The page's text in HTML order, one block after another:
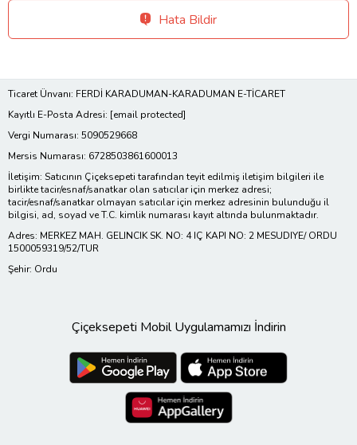
Hata Bildir
Ticaret Ünvanı: FERDİ KARADUMAN-KARADUMAN E-TİCARET
Kayıtlı E-Posta Adresi: [email protected]
Vergi Numarası: 5090529668
Mersis Numarası: 6728503861600013
İletişim: Satıcının Çiçeksepeti tarafından teyit edilmiş iletişim bilgileri ile
birlikte tacir/esnaf/sanatkar olan satıcılar için merkez adresi;
tacir/esnaf/sanatkar olmayan satıcılar için merkez adresinin bulunduğu il
bilgisi, ad, soyad ve T.C. kimlik numarası kayıt altında bulunmaktadır.
Adres: MERKEZ MAH. GELINCIK SK. NO: 4 IÇ KAPI NO: 2 MESUDIYE/ ORDU
1500059319/52/TUR
Şehir: Ordu
Çiçeksepeti Mobil Uygulamamızı İndirin